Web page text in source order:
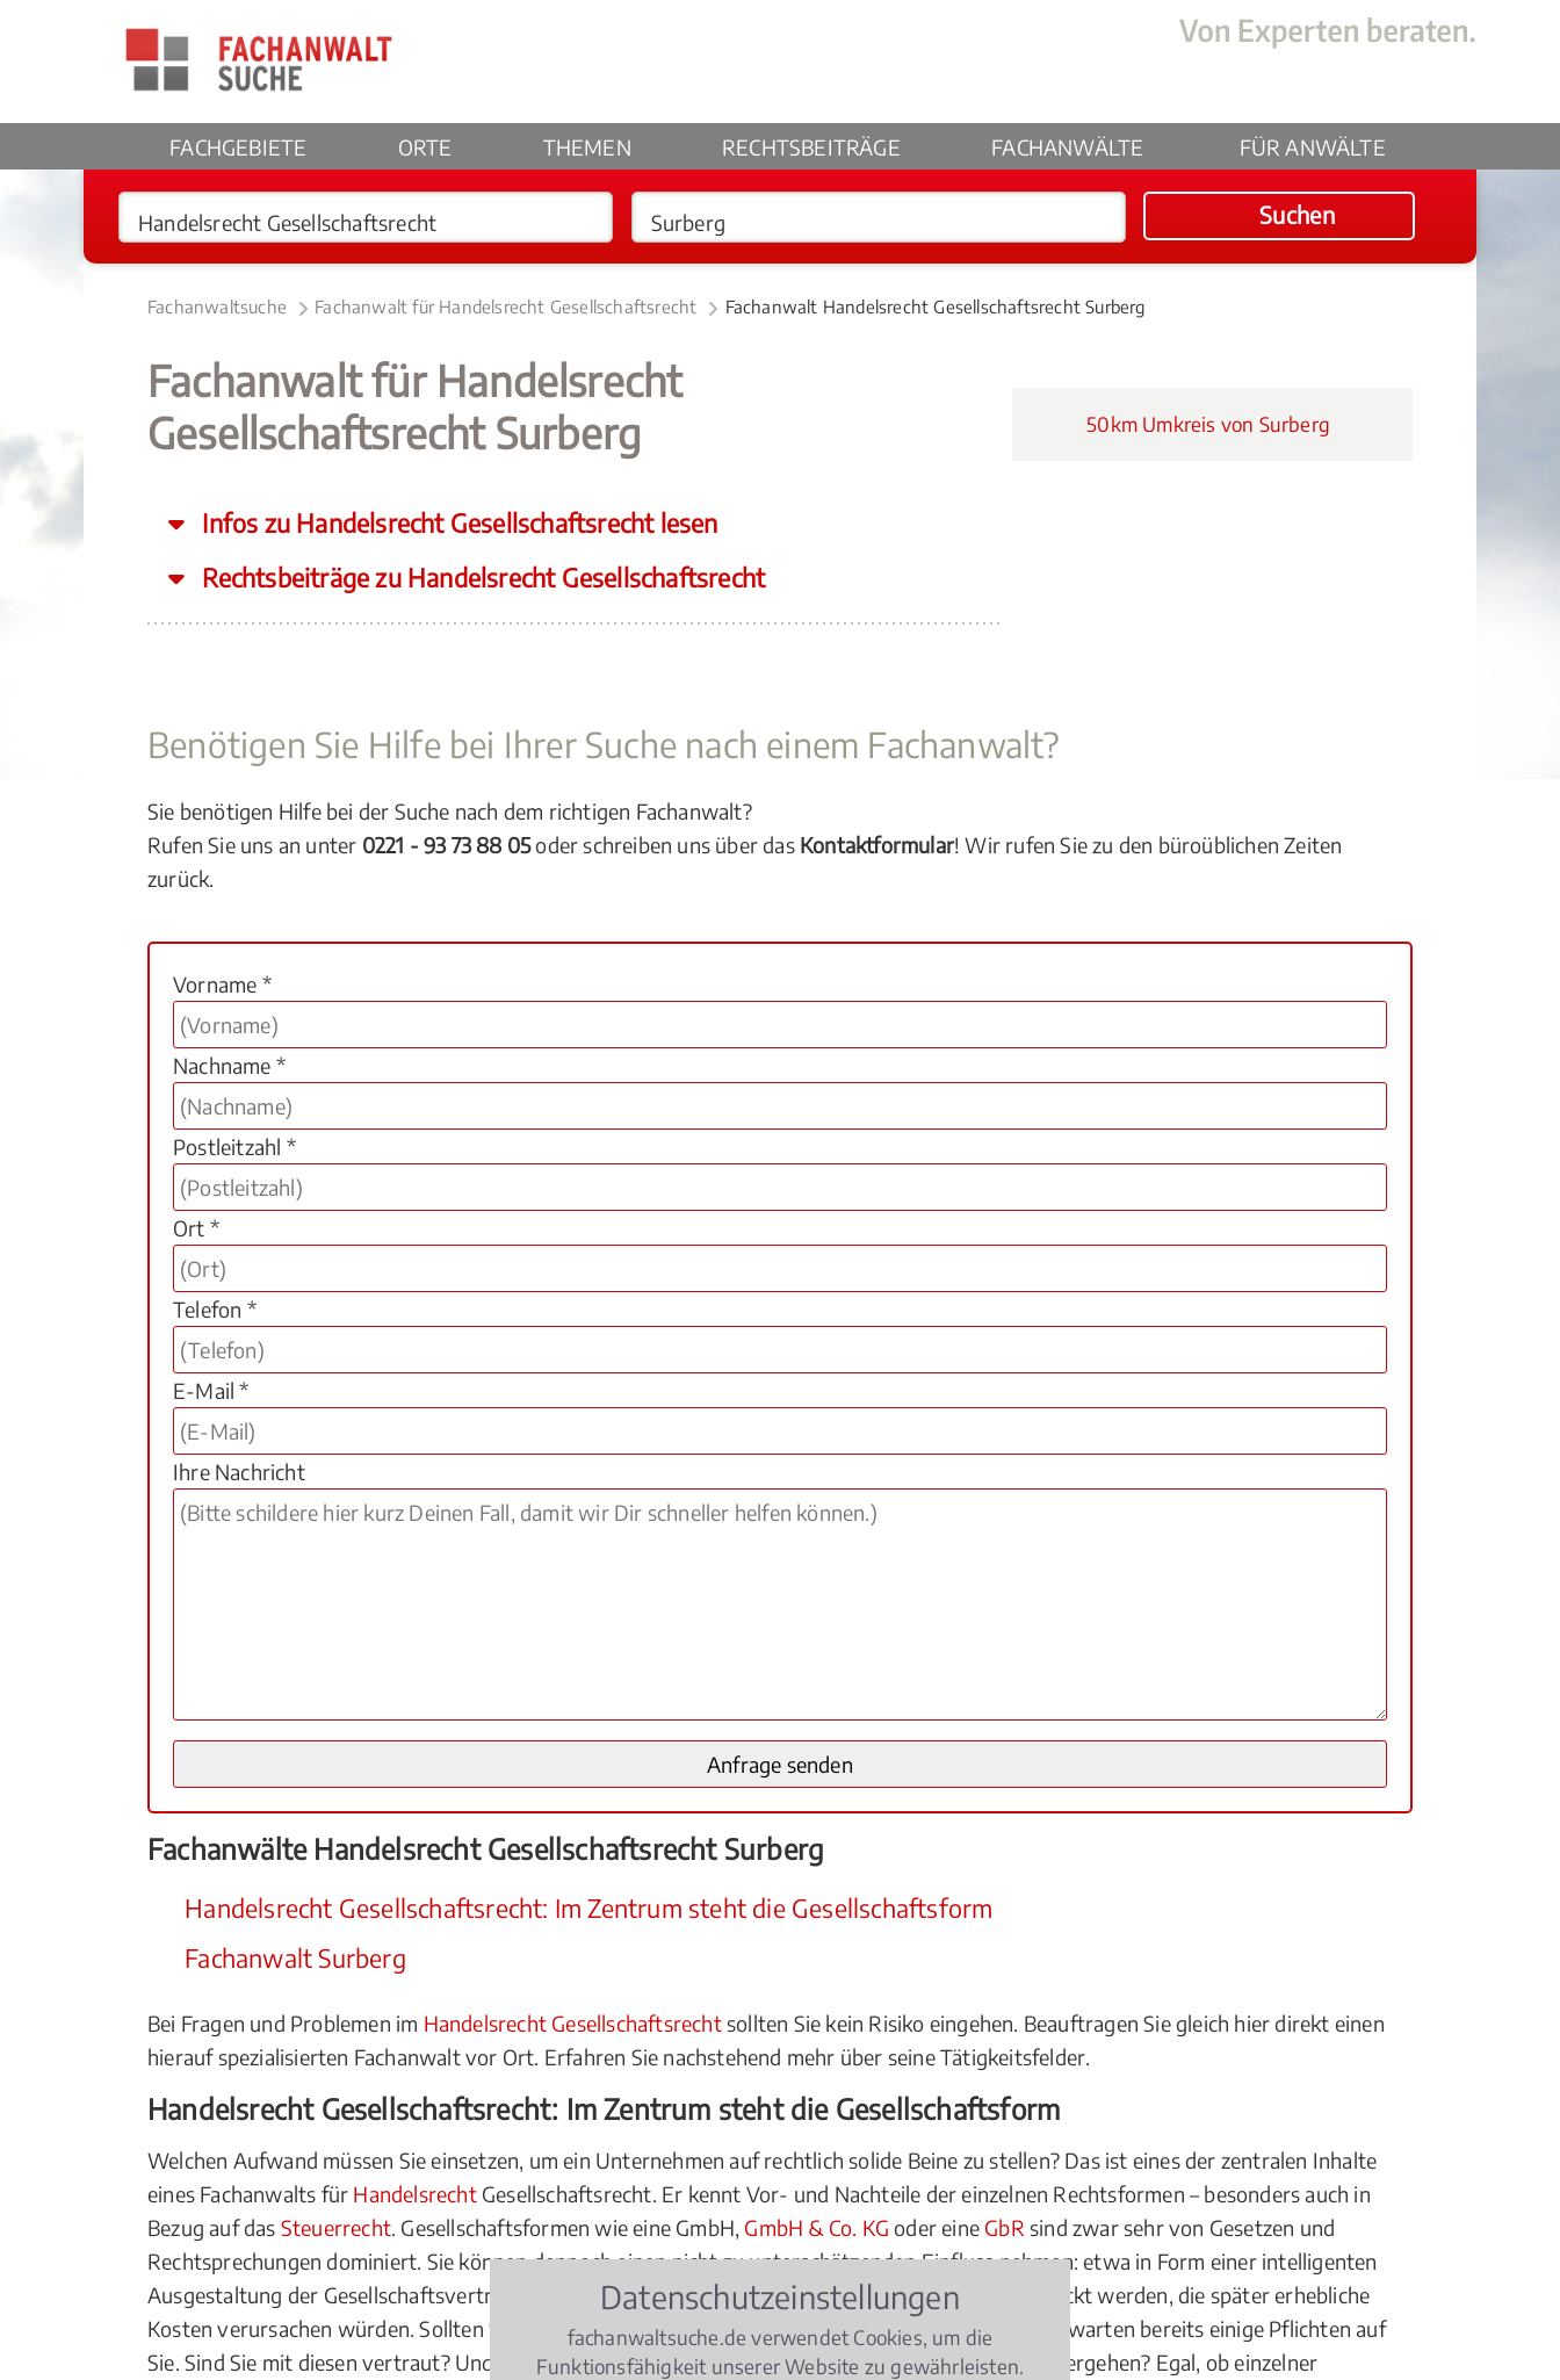
FACHGEBIETE ORTE THEMEN RECHTSBEITRÄGE FACHANWÄLTE FÜR ANWÄLTE
Suchen
Fachanwaltsuche Fachanwalt für Handelsrecht Gesellschaftsrecht Fachanwalt Handelsrecht Gesellschaftsrecht Surberg
Fachanwalt für Handelsrecht
Gesellschaftsrecht Surberg
Infos zu Handelsrecht Gesellschaftsrecht lesen
Rechtsbeiträge zu Handelsrecht Gesellschaftsrecht
50km Umkreis von Surberg
Benötigen Sie Hilfe bei Ihrer Suche nach einem Fachanwalt?
Sie benötigen Hilfe bei der Suche nach dem richtigen Fachanwalt?
Rufen Sie uns an unter 0221 - 93 73 88 05oder schreiben uns über das Kontaktformular! Wir rufen Sie zu den büroüblichen Zeiten
zurück.
Vorname *
Nachname *
Postleitzahl *
Ort *
Telefon *
E-Mail *
Ihre Nachricht
Fachanwälte Handelsrecht Gesellschaftsrecht Surberg
Handelsrecht Gesellschaftsrecht: Im Zentrum steht die Gesellschaftsform
Fachanwalt Surberg
Bei Fragen und Problemen im Handelsrecht Gesellschaftsrechtsollten Sie kein Risiko eingehen. Beauftragen Sie gleich hier direkt einen
hierauf spezialisierten Fachanwalt vor Ort. Erfahren Sie nachstehend mehr über seine Tätigkeitsfelder.
Handelsrecht Gesellschaftsrecht: Im Zentrum steht die Gesellschaftsform
Welchen Aufwand müssen Sie einsetzen, um ein Unternehmen auf rechtlich solide Beine zu stellen? Das ist eines der zentralen Inhalte
eines Fachanwalts für HandelsrechtGesellschaftsrecht. Er kennt Vor- und Nachteile der einzelnen Rechtsformen – besonders auch in
Bezug auf das Steuerrecht. Gesellschaftsformen wie eine GmbH, GmbH & Co. KG oder eine GbR sind zwar sehr von Gesetzen und
Rechtsprechungen dominiert. Sie können dennoch einen nicht zu unterschätzenden Einfluss nehmen: etwa in Form einer intelligenten
Ausgestaltung der Gesellschaftsverträge. So können viele rechtliche Probleme bereits im Keim erstickt werden, die später erhebliche
Kosten verursachen würden. Sollten Sie sich für die Eintragung in das Handelsregister entscheiden, warten bereits einige Pflichten auf
Sie. Sind Sie mit diesen vertraut? Und kennen Sie auch die Haftungsregeln, die mit dem Eintrag einhergehen? Egal, ob einzelner
Datenschutzeinstellungen
fachanwaltsuche.de verwendet Cookies, um die
Funktionsfähigkeit unserer Website zu gewährleisten.